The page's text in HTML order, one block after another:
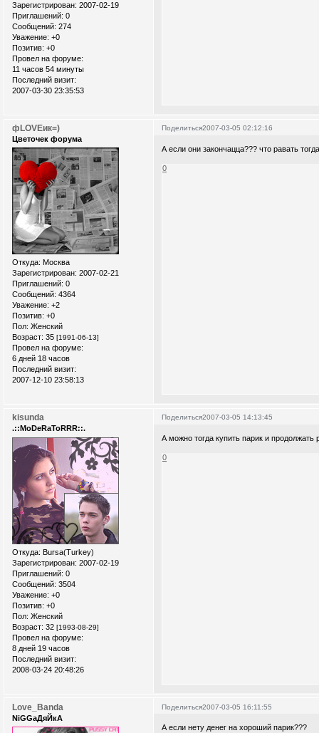
Зарегистрирован: 2007-02-19
Приглашений: 0
Сообщений: 274
Уважение: +0
Позитив: +0
Провел на форуме:
11 часов 54 минуты
Последний визит:
2007-03-30 23:35:53
Поделиться2007-03-05 02:12:16
фLOVEик=)
Цветочек форума
Откуда: Москва
Зарегистрирован: 2007-02-21
Приглашений: 0
Сообщений: 4364
Уважение: +2
Позитив: +0
Пол: Женский
Возраст: 35 [1991-06-13]
Провел на форуме:
6 дней 18 часов
Последний визит:
2007-12-10 23:58:13
А если они закончацца??? что равать
0
Поделиться2007-03-05 14:13:45
kisunda
.::MoDeRaToRRR::.
Откуда: Bursa(Turkey)
Зарегистрирован: 2007-02-19
Приглашений: 0
Сообщений: 3504
Уважение: +0
Позитив: +0
Пол: Женский
Возраст: 32 [1993-08-29]
Провел на форуме:
8 дней 19 часов
Последний визит:
2008-03-24 20:48:26
А можно тогда купить парик и продолжать
0
Поделиться2007-03-05 16:11:55
Love_Banda
NiGGaДяЙкА
А если нету денег на хороший парик???